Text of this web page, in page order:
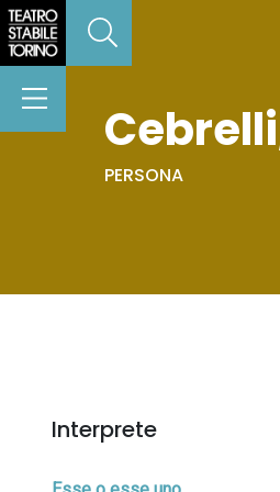
PERSONA
Interprete